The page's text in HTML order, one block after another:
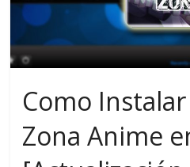
Como
Zona Anime